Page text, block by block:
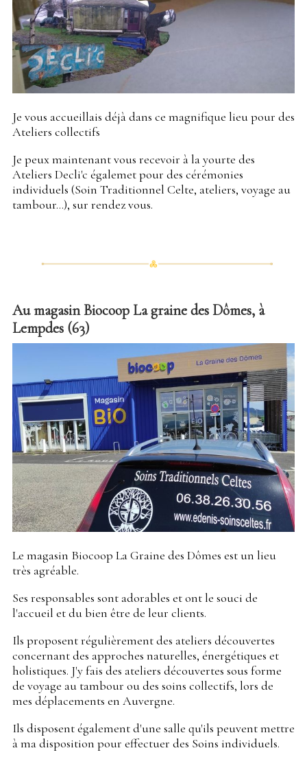
Je vous accueillais déjà dans ce magnifique lieu pour des
Ateliers collectifs
Je peux maintenant vous recevoir à la yourte des
Ateliers Decli'c égalemet pour des cérémonies
individuels (Soin Traditionnel Celte, ateliers, voyage au
tambour...), sur rendez vous.
Au magasin Biocoop La graine des Dômes, à
Lempdes (63)
Le magasin Biocoop La Graine des Dômes est un lieu
très agréable.
Ses responsables sont adorables et ont le souci de
l'accueil et du bien être de leur clients.
Ils proposent régulièrement des ateliers découvertes
concernant des approches naturelles, énergétiques et
holistiques. J'y fais des ateliers découvertes sous forme
de voyage au tambour ou des soins collectifs, lors de
mes déplacements en Auvergne.
Ils disposent également d'une salle qu'ils peuvent mettre
à ma disposition pour effectuer des Soins individuels.